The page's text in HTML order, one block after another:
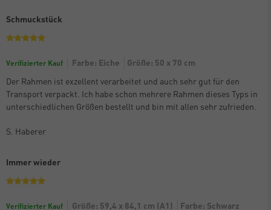
Schmuckstück
Verifizierter Kauf Farbe: Eiche
Größe: 50 x 70 cm
Der Rahmen ist exzellent verarbeitet und auch sehr gut für den
Transport verpackt. Ich habe schon mehrere Rahmen dieses Typs in
unterschiedlichen Größen bestellt und bin mit allen sehr zufrieden.
S. Haberer
Immer wieder
Verifizierter Kauf Größe: 59,4 x 84,1 cm (A1) Farbe: Schwarz